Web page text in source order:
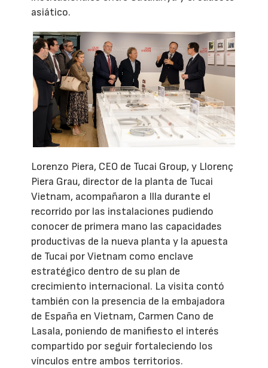
asiático.
Lorenzo Piera, CEO de Tucai Group, y Llorenç
Piera Grau, director de la planta de Tucai
Vietnam, acompañaron a Illa durante el
recorrido por las instalaciones pudiendo
conocer de primera mano las capacidades
productivas de la nueva planta y la apuesta
de Tucai por Vietnam como enclave
estratégico dentro de su plan de
crecimiento internacional. La visita contó
también con la presencia de la embajadora
de España en Vietnam, Carmen Cano de
Lasala, poniendo de manifiesto el interés
compartido por seguir fortaleciendo los
vínculos entre ambos territorios.